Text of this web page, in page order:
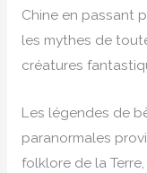
Chine en passant
les mythes de
créatures
Les légendes de
paranormales
folklore de la